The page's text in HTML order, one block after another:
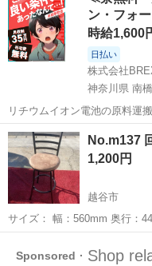
ン・フォ
時給1,600
日払い
株式会社
神奈川県 南
リチウムイオン電池の原料運
ワンルーム寮完備！赴任旅費
ト免許お持ちの方、活躍中！
市》 人気の工場のお仕事 ◇電...
神奈川 相模原市 南橋
No.m137
1,200円
越谷市
サイズ： 幅：560mm 奥行：440mm
ニング済み 保管品の為多少の
す。 ◎基本的には、写真で